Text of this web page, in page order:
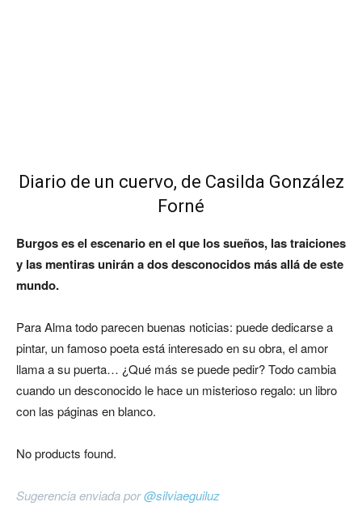
Diario de un cuervo, de Casilda González
Forné
Burgos es el escenario en el que los sueños, las traiciones
y las mentiras unirán a dos desconocidos más allá de este
mundo.
Para Alma todo parecen buenas noticias: puede dedicarse a
pintar, un famoso poeta está interesado en su obra, el amor
llama a su puerta… ¿Qué más se puede pedir? Todo cambia
cuando un desconocido le hace un misterioso regalo: un libro
con las páginas en blanco.
No products found.
Sugerencia enviada por@silviaeguiluz